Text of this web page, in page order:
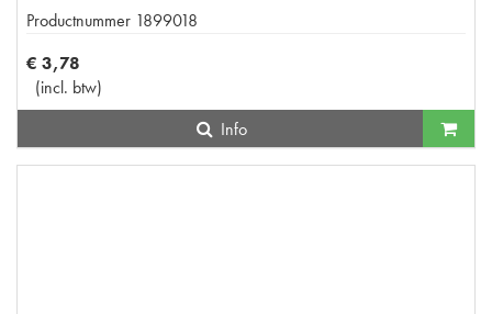
Productnummer 1899018
€ 3,78
(incl. btw)
Info